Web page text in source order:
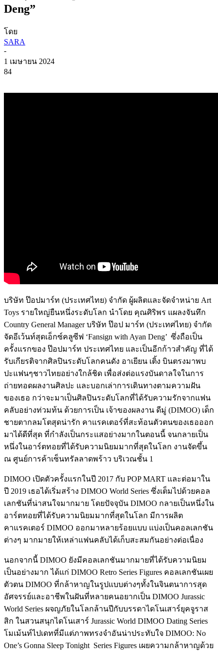
Deng”
โดย
SARA
-
1 เมษายน 2024
84
บริษัท ป๊อปมาร์ท (ประเทศไทย) จำกัด ผู้ผลิตและจัดจำหน่าย Art
Toys รายใหญ่ยืนหนึ่งระดับโลก นำโดย คุณศิริพร แผลงจันทึก
Country General Manager บริษัท ป๊อป มาร์ท (ประเทศไทย) จำกัด
จัดอีเว้นท์สุดเอ็กซ์คลูซีฟ ‘Fansign with Ayan Deng’ ซึ่งถือเป็น
ครั้งแรกของ ป๊อปมาร์ท ประเทศไทย และเป็นอีกก้าวสำคัญ ที่ได้
รับเกียรติจากศิลปินระดับโลกคนดัง อาเยียน เติ้ง บินตรงมาพบ
ปะแฟนๆชาวไทยอย่างใกล้ชิด เพื่อส่งต่อแรงบันดาลใจในการ
ถ่ายทอดผลงานศิลปะ และบอกเล่าการเดินทางตามความฝัน
ของเธอ กว่าจะมาเป็นศิลปินระดับโลกที่ได้รับความรักจากแฟน
คลับอย่างท่วมท้น ด้วยการเป็น เจ้าของผลงาน ดีมู่ (DIMOO) เด็ก
ชายตากลมโตสุดน่ารัก คาแรคเตอร์ที่สะท้อนตัวตนของเธอออก
มาได้ดีที่สุด ที่กำลังเป็นกระแสอย่างมากในตอนนี้ จนกลายเป็น
หนึ่งในอาร์ตทอยที่ได้รับความนิยมมากที่สุดในโลก งานจัดขึ้น
ณ ศูนย์การค้าเซ็นทรัลลาดพร้าว บริเวณชั้น 1
DIMOO เปิดตัวครั้งแรกในปี 2017 กับ POP MART และต่อมาใน
ปี 2019 เธอได้เริ่มสร้าง DIMOO World Series ซึ่งเต็มไปด้วยคอล
เลกชันที่น่าสนใจมากมาย โดยปัจจุบัน DIMOO กลายเป็นหนึ่งใน
อาร์ตทอยที่ได้รับความนิยมมากที่สุดในโลก มีการผลิต
คาแรคเตอร์ DIMOO ออกมาหลายร้อยแบบ แบ่งเป็นคอลเลกชัน
ต่างๆ มากมายให้เหล่าแฟนคลับได้เก็บสะสมกันอย่างต่อเนื่อง
นอกจากนี้ DIMOO ยังมีคอลเลกชันมากมายที่ได้รับความนิยม
เป็นอย่างมาก ได้แก่ DIMOO Retro Series Figures คอลเลกชันเผย
ตัวตน DIMOO ที่กล้าหาญในรูปแบบต่างๆทั้งในจินตนาการสุด
อัศจรรย์และอาชีพในฝันที่หลายคนอยากเป็น DIMOO Jurassic
World Series ผจญภัยในโลกล้านปีกับบรรดาไดโนเสาร์ยุคจูราส
สิก ในสวนสนุกไดโนเสาร์ Jurassic World DIMOO Dating Series
โมเม้นท์ไปเดทที่มีแต่ภาพทรงจำอันน่าประทับใจ DIMOO: No
One’s Gonna Sleep Tonight Series Figures เผยความกล้าหาญด้วย